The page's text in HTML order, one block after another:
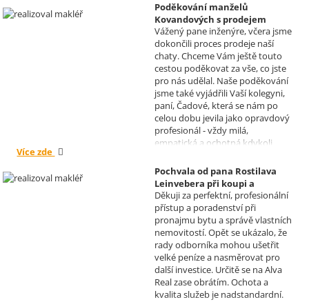
Poděkování manželů
Kovandových s prodejem
chaty v Osové Bítýšce
Realizoval makléř: David
Vašíček
Vážený pane inženýre, včera jsme
dokončili proces prodeje naší
chaty. Chceme Vám ještě touto
cestou poděkovat za vše, co jste
pro nás udělal. Naše poděkování
jsme také vyjádřili Vaší kolegyni,
paní, Čadové, která se nám po
celou dobu jevila jako opravdový
profesionál - vždy milá,
empatická a ochotná kdykoli
problému. Vaše společnost i Vy v
nás získáváte opravdu spokojené
klienty, kteří budou vaše služby
vždy doporučovat každému, kdo
je potřebuje. Věřím, že se na Vás
budeme moci obrátit i v případě
prodeje, který plánujeme v
budoucnu uskutečnit. Se
srdečným pozdravem a přáním
mnoho zdraví i úspěchů Vám
přejí manželé Kovandovi
Více zde
Pochvala od pana Rostilava
Leinvebera při koupi a
následném pronájmu
investiční nemovitosti
Realizoval makléř: David
Vašíček
Děkuji za perfektní, profesionální
přístup a poradenství při
pronajmu bytu a správě vlastních
nemovitostí. Opět se ukázalo, že
rady odborníka mohou ušetřit
velké peníze a nasměrovat pro
další investice. Určitě se na Alva
Real zase obrátím. Ochota a
kvalita služeb je nadstandardní.